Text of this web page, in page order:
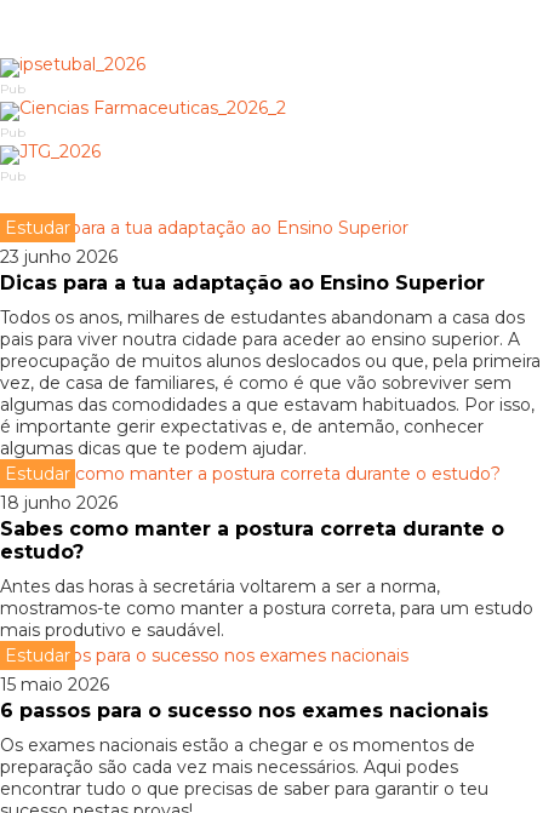
Pub
Pub
Pub
Estudar
23 junho 2026
Dicas para a tua adaptação ao Ensino Superior
Todos os anos, milhares de estudantes abandonam a casa dos
pais para viver noutra cidade para aceder ao ensino superior. A
preocupação de muitos alunos deslocados ou que, pela primeira
vez, de casa de familiares, é como é que vão sobreviver sem
algumas das comodidades a que estavam habituados. Por isso,
é importante gerir expectativas e, de antemão, conhecer
algumas dicas que te podem ajudar.
Estudar
18 junho 2026
Sabes como manter a postura correta durante o
estudo?
Antes das horas à secretária voltarem a ser a norma,
mostramos-te como manter a postura correta, para um estudo
mais produtivo e saudável.
Estudar
15 maio 2026
6 passos para o sucesso nos exames nacionais
Os exames nacionais estão a chegar e os momentos de
preparação são cada vez mais necessários. Aqui podes
encontrar tudo o que precisas de saber para garantir o teu